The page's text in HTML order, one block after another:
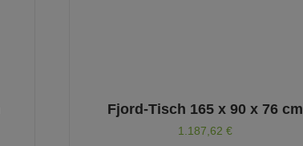
Fjord-Tisch 165 x 90 x 76 cm
1.187,62€